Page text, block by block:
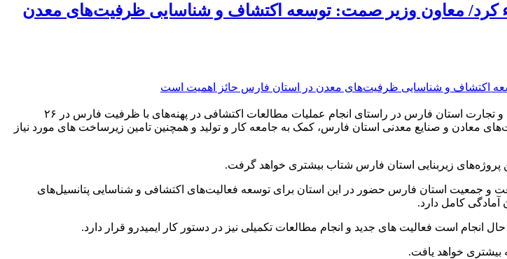
کرد/ معاون وزیر صمت: توسعه اکتشاف و شناسایی ظرفیت‌های معدن
تفاهم‌نامه ۳ جانبه بین رئیس هیات عامل ایمیدرو، استاندار فارس و رئیس سازمان صنعت، معدن و تجارت استان فارس در راستای انجام عملیات مطالعات اکتشافی در پهنه‌های با ظرفیت فارس در ۲۶
معادن و صنایع معدنی استان فارس، کمک به جامعه کار و تولید و همچنین تامین زیرساخت های مورد نیاز
پروژه‌های زیربنایی استان فارس شتاب بیشتری خواهد گرفت.
و جمعیت استان فارس حضور در این استان برای توسعه فعالیت‌های اکتشافی و شناسایی پتانسیل‌های
آمادگی کامل دارد.
انجام است فعالیت های جدید و انجام مطالعات تکمیلی نیز در دستور کار ایمیدرو قرار دارد.
خواهد یافت.